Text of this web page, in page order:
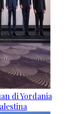
di Yordania